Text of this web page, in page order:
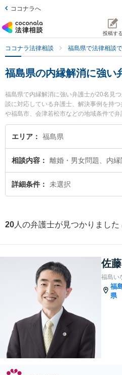
ココナラへ
投稿する
ココナラ法律相談 福島県で法律相談
福島県の内縁解消に強い
福島県で内縁解消に強い弁護士が20名見
談に対応している弁護士、解決事例を持
や福島市、会津若松市などの地域条件で
題に関係する財産分与や養育費、親権等
便利です。特に福島いなほ法律事務所の
に発生した内縁解消のトラブルを今すぐ
トラブル解決の実績豊富な近くの弁護士
解消を法律相談できる福島県内の弁護士
エリア 福島県
相談内容 離婚・男女問題、内
詳細条件 未選択
20 人の弁護士が見つかりました
佐
福島い
福
県